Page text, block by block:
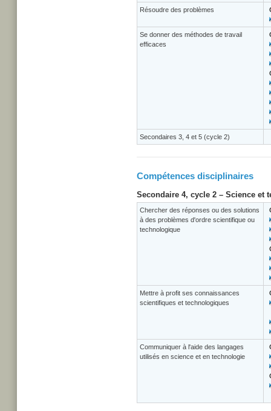
Résoudre des problèmes
Se donner des méthodes de travail
efficaces
Secondaires 3, 4 et 5 (cycle 2)
Compétences disciplinaires
Secondaire 4, cycle 2 – Science et
Chercher des réponses ou des solutions
à des problèmes d'ordre scientifique ou
technologique
Mettre à profit ses connaissances
scientifiques et technologiques
Communiquer à l'aide des langages
utilisés en science et en technologie